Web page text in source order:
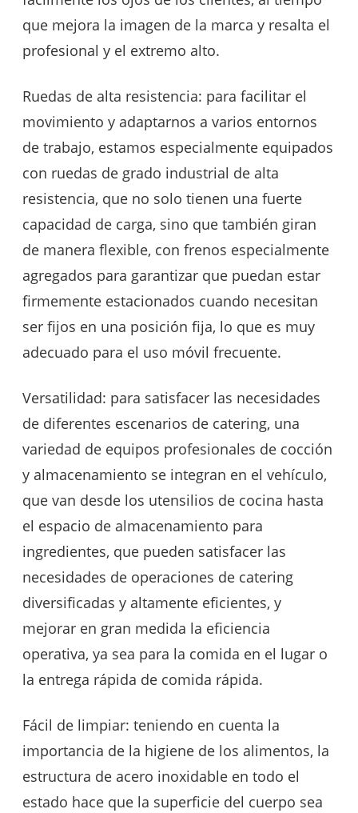
que mejora la imagen de la marca y resalta el
profesional y el extremo alto.
Ruedas de alta resistencia: para facilitar el
movimiento y adaptarnos a varios entornos
de trabajo, estamos especialmente equipados
con ruedas de grado industrial de alta
resistencia, que no solo tienen una fuerte
capacidad de carga, sino que también giran
de manera flexible, con frenos especialmente
agregados para garantizar que puedan estar
firmemente estacionados cuando necesitan
ser fijos en una posición fija, lo que es muy
adecuado para el uso móvil frecuente.
Versatilidad: para satisfacer las necesidades
de diferentes escenarios de catering, una
variedad de equipos profesionales de cocción
y almacenamiento se integran en el vehículo,
que van desde los utensilios de cocina hasta
el espacio de almacenamiento para
ingredientes, que pueden satisfacer las
necesidades de operaciones de catering
diversificadas y altamente eficientes, y
mejorar en gran medida la eficiencia
operativa, ya sea para la comida en el lugar o
la entrega rápida de comida rápida.
Fácil de limpiar: teniendo en cuenta la
importancia de la higiene de los alimentos, la
estructura de acero inoxidable en todo el
estado hace que la superficie del cuerpo sea